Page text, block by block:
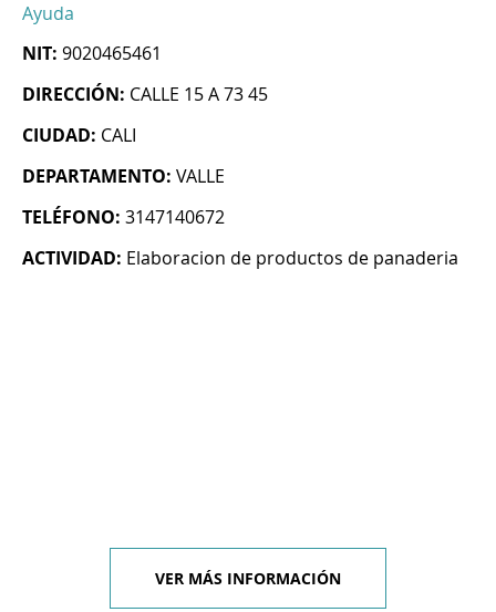
Ayuda
NIT: 9020465461
DIRECCIÓN: CALLE 15 A 73 45
CIUDAD: CALI
DEPARTAMENTO: VALLE
TELÉFONO: 3147140672
ACTIVIDAD: Elaboracion de productos de panaderia
VER MÁS INFORMACIÓN